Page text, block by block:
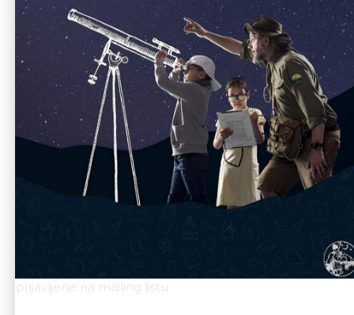
desetak vrsta trava, već da ih potakne da razmišljaju i
o biljkama koje nisu ni blizu tako atraktivne kao moćni
hrast, ili graciozne i lepe kao npr. visibaba.
Drugi deo radionce, tradicionalno, posvećene
kreativnom izražavanju od datog materijala – trave.
Nedelja 01.07. u 10 h parking Ade Safari. Povratak na
isto mesto u 12h.
Deca neka ponesu rančiće za vodu i
grickalice/sendvič/voće.
prijavljene na mailing listu